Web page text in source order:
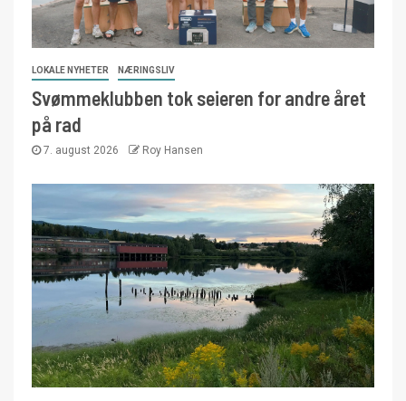
LOKALE NYHETER NÆRINGSLIV
Svømmeklubben tok seieren for andre året
på rad
7. august 2026 Roy Hansen